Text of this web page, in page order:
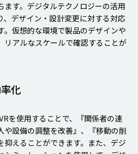
ます。デジタルテクノロジーの活用
、デザイン・設計変更に対する対応
。仮想的な環境で製品のデザインや
リアルなスケールで確認することが
化
を使用することで、『関係者の連
や設備の調整を改善』、『移動の削
抑えることができます。また、デジ